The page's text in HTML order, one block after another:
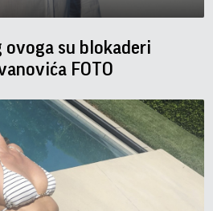
ovoga su blokaderi
FOTO